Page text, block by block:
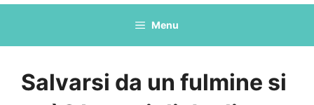
Menu
Salvarsi da un fulmine si